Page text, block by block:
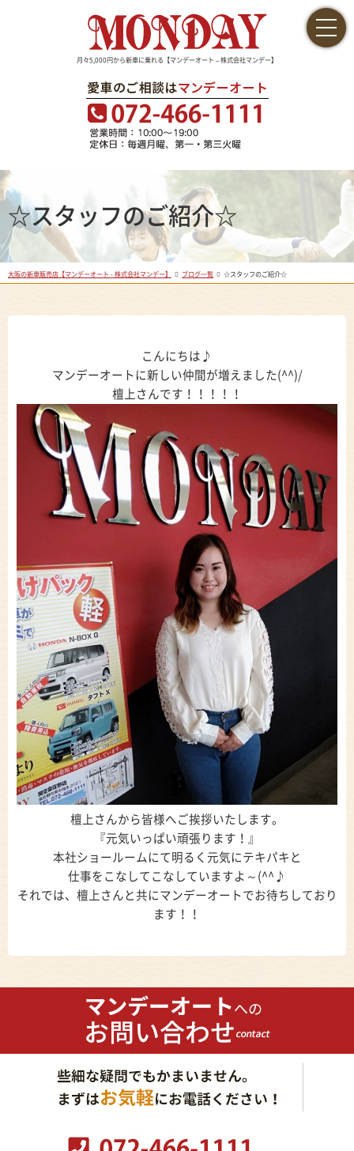
月々5,000円から新車に乗れる【マンデーオート – 株式会社マンデー】
☆スタッフのご紹介☆
大阪の新車販売店【マンデーオート - 株式会社マンデー】 ブログ一覧 ☆スタッフのご紹介☆
こんにちは♪
マンデーオートに新しい仲間が増えました(^^)/
檀上さんです！！！！！
檀上さんから皆様へご挨拶いたします。
『元気いっぱい頑張ります！』
本社ショールームにて明るく元気にテキパキと
仕事をこなしてこなしていますよ～(^^♪
それでは、檀上さんと共にマンデーオートでお待ちしており
ます！！